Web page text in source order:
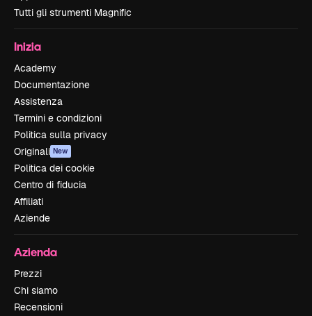
Tutti gli strumenti Magnific
Inizia
Academy
Documentazione
Assistenza
Termini e condizioni
Politica sulla privacy
Originali New
Politica dei cookie
Centro di fiducia
Affiliati
Aziende
Azienda
Prezzi
Chi siamo
Recensioni